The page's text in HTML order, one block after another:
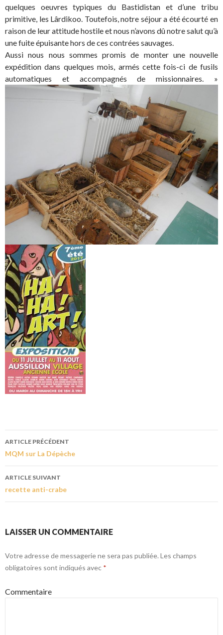
quelques oeuvres typiques du Bastidistan et d’une tribu
primitive, les Lârdikoo. Toutefois, notre séjour a été écourté en
raison de leur attitude hostile et nous n’avons dû notre salut qu’à
une fuite épuisante hors de ces contrées sauvages.
Aussi nous nous sommes promis de monter une nouvelle
expédition dans quelques mois, armés cette fois-ci de fusils
automatiques et accompagnés de missionnaires. »
ARTICLE PRÉCÉDENT
MQM sur La Dépèche
ARTICLE SUIVANT
recette anti-crabe
LAISSER UN COMMENTAIRE
Votre adresse de messagerie ne sera pas publiée. Les champs
obligatoires sont indiqués avec *
Commentaire